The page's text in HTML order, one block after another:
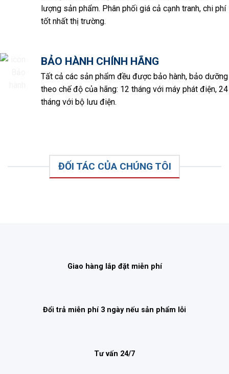
lượng sản phẩm. Phân phối giá cả cạnh tranh, chi phí
tốt nhất thị trường.
BẢO HÀNH CHÍNH HÃNG
Tất cả các sản phẩm đều được bảo hành, bảo dưỡng
theo chế độ của hãng: 12 tháng với máy phát điện, 24
tháng với bộ lưu điện.
ĐỐI TÁC CỦA CHÚNG TÔI
Giao hàng lắp đặt miễn phí
Đổi trả miễn phí 3 ngày nếu sản phẩm lỗi
Tư vấn 24/7